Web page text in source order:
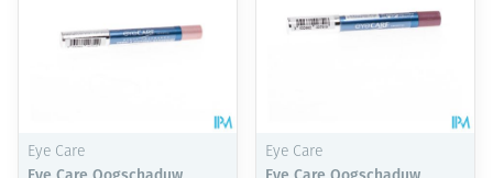
Eye Care Eye Care